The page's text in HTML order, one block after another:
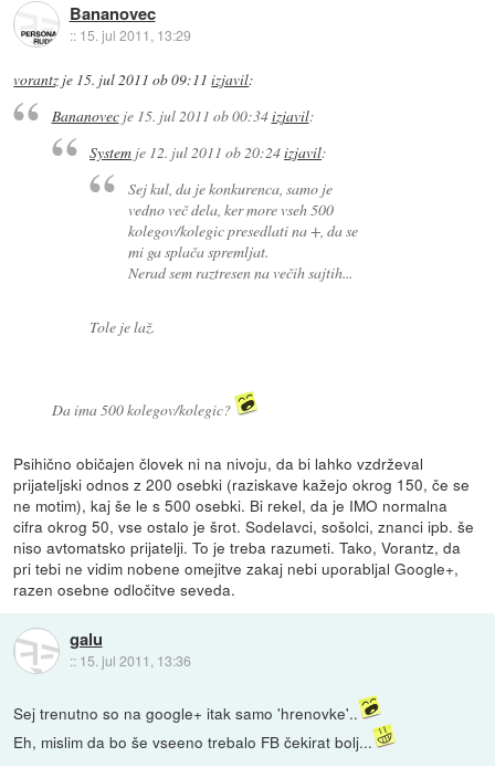
Bananovec
:: 15. jul 2011, 13:29
vorantz je 15. jul 2011 ob 09:11 izjavil:
Bananovecje 15. jul 2011 ob 00:34izjavil:
System je 12. jul 2011 ob 20:24izjavil:
Sej kul, da je konkurenca, samo je
vedno več dela, ker more vseh 500
kolegov/kolegic presedlati na +, da se
mi ga splača spremljat.
Nerad sem raztresen na večih sajtih...
Tole je laž.
Da ima 500 kolegov/kolegic?
Psihično običajen človek ni na nivoju, da bi lahko vzdrževal
prijateljski odnos z 200 osebki (raziskave kažejo okrog 150, če se
ne motim), kaj še le s 500 osebki. Bi rekel, da je IMO normalna
cifra okrog 50, vse ostalo je šrot. Sodelavci, sošolci, znanci ipb. še
niso avtomatsko prijatelji. To je treba razumeti. Tako, Vorantz, da
pri tebi ne vidim nobene omejitve zakaj nebi uporabljal Google+,
razen osebne odločitve seveda.
galu
:: 15. jul 2011, 13:36
Sej trenutno so na google+ itak samo 'hrenovke'..
Eh, mislim da bo še vseeno trebalo FB čekirat bolj...